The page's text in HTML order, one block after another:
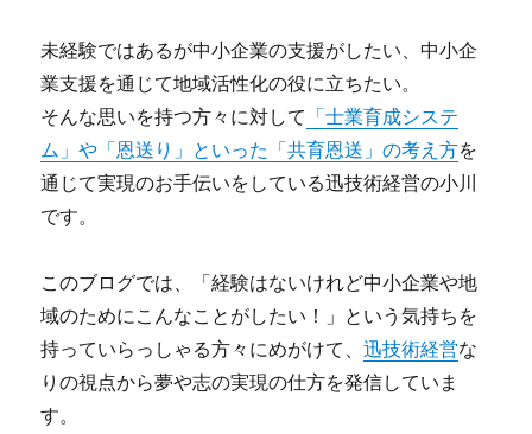
未経験ではあるが中小企業の支援がしたい、中小企
業支援を通じて地域活性化の役に立ちたい。
そんな思いを持つ方々に対して 「士業育成システ
ム」や「恩送り」といった「共育恩送」の考え方を
通じて実現のお手伝いをしている迅技術経営の小川
です。
このブログでは、「経験はないけれど中小企業や地
域のためにこんなことがしたい！」という気持ちを
持っていらっしゃる方々にめがけて、迅技術経営な
りの視点から夢や志の実現の仕方を発信していま
す。